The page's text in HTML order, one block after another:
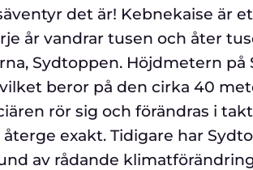
det är! Kebnekaise är
år vandrar tusen och åter
Sydtoppen. Höjdmetern på
vilket beror på den cirka 40
rör sig och förändras i
exakt. Tidigare har
av rådande